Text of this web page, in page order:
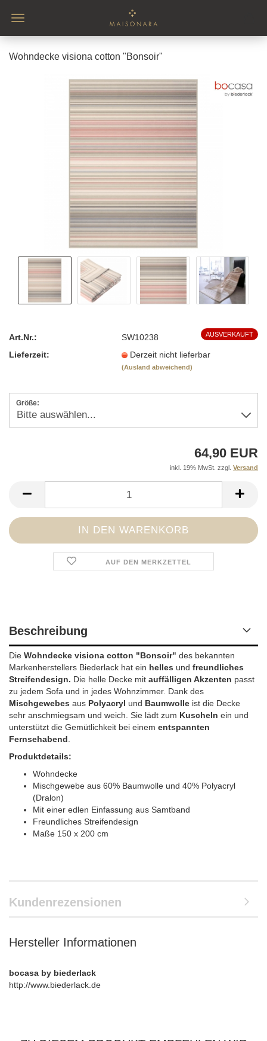
Wohndecke visiona cotton "Bonsoir"
AUSVERKAUFT
Art.Nr.:
SW10238
Lieferzeit:
Derzeit nicht lieferbar
(Ausland abweichend)
Größe:
64,90 EUR
inkl. 19% MwSt. zzgl. Versand
AUF DEN MERKZETTEL
Beschreibung
Die Wohndecke visiona cotton "Bonsoir" des bekannten
Markenherstellers Biederlack hat ein helles und freundliches
Streifendesign. Die helle Decke mit auffälligen Akzenten passt
zu jedem Sofa und in jedes Wohnzimmer. Dank des
Mischgewebes aus Polyacryl und Baumwolle ist die Decke
sehr anschmiegsam und weich. Sie lädt zum Kuscheln ein und
unterstützt die Gemütlichkeit bei einem entspannten
Fernsehabend
Produktdetails:
Wohndecke
Mischgewebe aus 60% Baumwolle und 40% Polyacryl
(Dralon)
Mit einer edlen Einfassung aus Samtband
Freundliches Streifendesign
Maße 150 x 200 cm
Kundenrezensionen
Hersteller Informationen
bocasa by biederlack
http://www.biederlack.de